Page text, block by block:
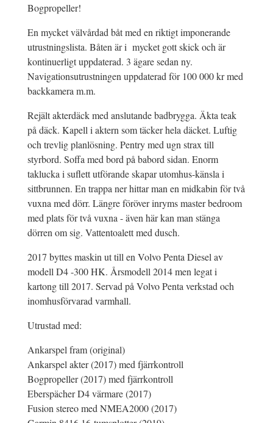
Bogpropeller!
En mycket välvårdad båt med en riktigt imponerande
utrustningslista. Båten är i mycket gott skick och är
kontinuerligt uppdaterad. 3 ägare sedan ny.
Navigationsutrustningen uppdaterad för 100 000 kr med
backkamera m.m.
Rejält akterdäck med anslutande badbrygga. Äkta teak
på däck. Kapell i aktern som täcker hela däcket. Luftig
och trevlig planlösning. Pentry med ugn strax till
styrbord. Soffa med bord på babord sidan. Enorm
taklucka i suflett utförande skapar utomhus-känsla i
sittbrunnen. En trappa ner hittar man en midkabin för två
vuxna med dörr. Längre föröver inryms master bedroom
med plats för två vuxna - även här kan man stänga
dörren om sig. Vattentoalett med dusch.
2017 byttes maskin ut till en Volvo Penta Diesel av
modell D4 -300 HK. Årsmodell 2014 men legat i
kartong till 2017. Servad på Volvo Penta verkstad och
inomhusförvarad varmhall.
Utrustad med:
Ankarspel fram (original)
Ankarspel akter (2017) med fjärrkontroll
Bogpropeller (2017) med fjärrkontroll
Eberspächer D4 värmare (2017)
Fusion stereo med NMEA2000 (2017)